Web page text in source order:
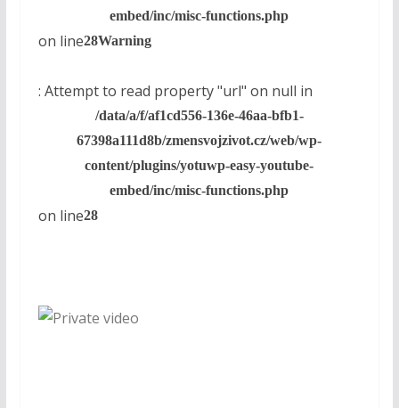
embed/inc/misc-functions.php
on line28Warning
: Attempt to read property "url" on null in
/data/a/f/af1cd556-136e-46aa-bfb1-
67398a111d8b/zmensvojzivot.cz/web/wp-
content/plugins/yotuwp-easy-youtube-
embed/inc/misc-functions.php
on line28